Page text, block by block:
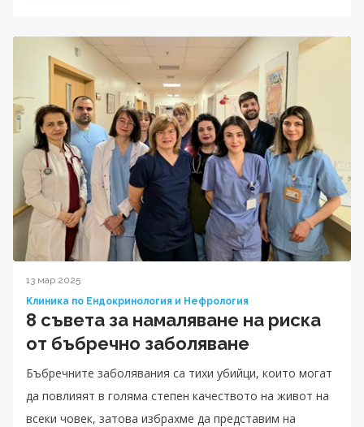
13 мар 2025
Клиника по Ендокринология и Нефрология
8 съвета за намаляване на риска
от бъбречно заболяване
Бъбречните заболявания са тихи убийци, които могат
да повлияят в голяма степен качеството на живот на
всеки човек, затова избрахме да представим на